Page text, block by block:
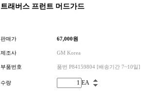
트래버스 프런트 머드가드
판매가 67,000원
제조사 GM Korea
부품번호 품번 P84159804 [배송기간 7~10일]
수량 EA